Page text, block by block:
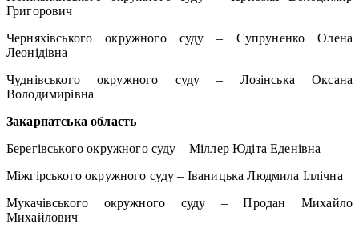
Григорович
Черняхівського окружного суду – Супруненко Олена
Леонідівна
Чуднівського окружного суду – Лозінська Оксана
Володимирівна
Закарпатська область
Берегівського окружного суду – Міллер Юдіта Еденівна
Міжгірського окружного суду – Іваницька Людмила Іллічна
Мукачівського окружного суду – Продан Михайло
Михайлович